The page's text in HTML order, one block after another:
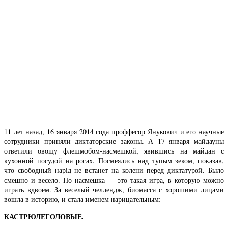
11 лет назад, 16 января 2014 года проффесор Янукович и его научные
сотрудники приняли диктаторские законы. А 17 января майдауны
ответили овощу флешмобом-насмешкой, явившись на майдан с
кухонной посудой на рогах. Посмеялись над тупым зеком, показав,
что свободный нарід не встанет на колени перед диктатурой. Было
смешно и весело. Но насмешка — это такая игра, в которую можно
играть вдвоем. За веселый челлендж, биомасса с хорошими лицами
вошла в историю, и стала именем нарицательным:
КАСТРЮЛЕГОЛОВЫЕ.